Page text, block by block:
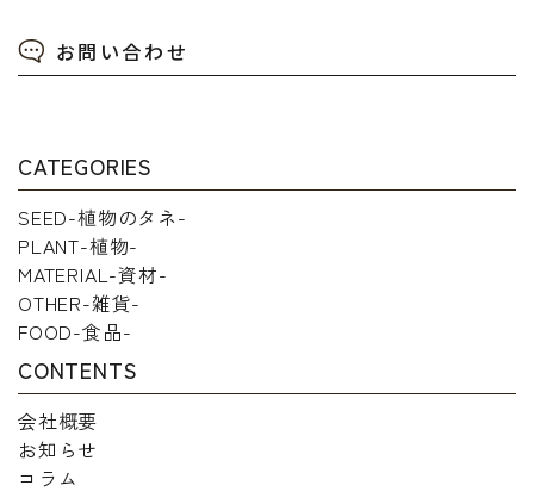
お問い合わせ
CATEGORIES
SEED-植物のタネ-
PLANT-植物-
MATERIAL-資材-
OTHER-雑貨-
FOOD-食品-
CONTENTS
会社概要
お知らせ
コラム